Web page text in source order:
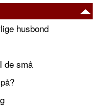
husbond
de små